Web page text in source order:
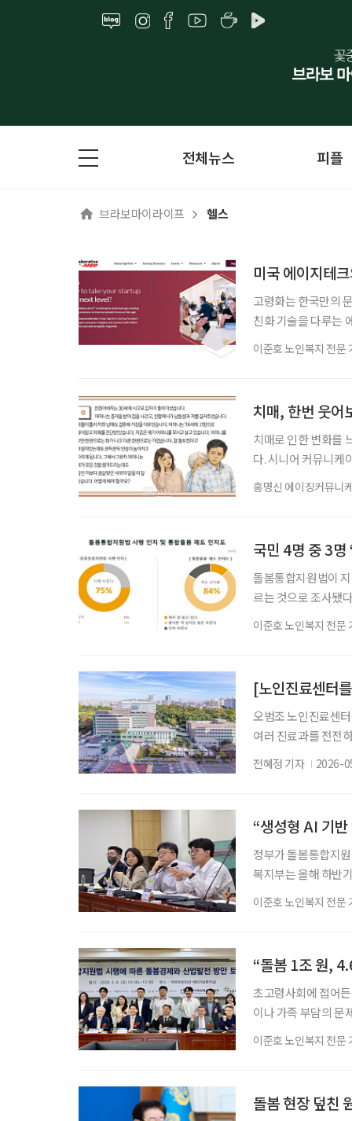
전체뉴스 피플
브라보마이라이프 헬스
미국 에이지테
고령화는 한국만의
친화 기술을 다루는
업의 방향을 보여
타트업을 선정해
이준호 노인복지 전문
치매, 한번 웃어
치매로 인한 변화를
다. 시니어 커뮤니케
‘치매 케어’에 관한
가 곁에 없어서 얼
홍명신 에이징커뮤니
국민 4명 중 3명
돌봄통합지원법이
르는 것으로 조사됐
한 공감은 높지만,
다. 재단법인 돌봄
이준호 노인복지 전문
[노인진료센터
오범조 노인진료센
여러 진료과를 전전
는 곳이다. 기존 외
신규 환자 기준 한
전혜정 기자 2026-
“생성형 AI 기반
정부가 돌봄통합지
복지부는 올해 하반
어르신 건강관리,
랫폼 사업을 추진
이준호 노인복지 전문
“돌봄 1조 원,
초고령사회에 접어
이나 가족 부담의 문
로 봐야 한다는 주
인가를 넘어, 돌봄
이준호 노인복지 전문
돌봄 현장 덮친